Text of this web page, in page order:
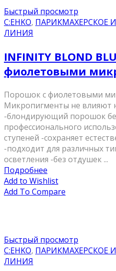
Быстрый просмотр
C:EHKO, ПАРИКМАХЕРСКОЕ
ЛИНИЯ
INFINITY BLOND
фиолетовыми
Порошок с фиолетовыми
Микропигменты не влияют
-блондирующий порошок
профессионального
ступеней -сохраняет
-подходит для различных
осветления -без отдушек ...
Подробнее
Add to Wishlist
Add To Compare
Быстрый просмотр
C:EHKO, ПАРИКМАХЕРСКОЕ
ЛИНИЯ